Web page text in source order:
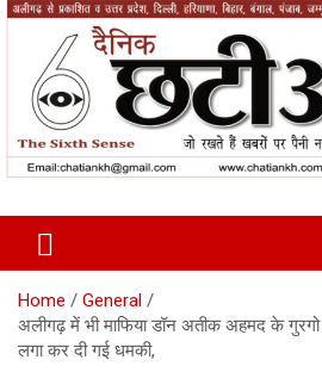
Skip
content
Chatiankh
Home
General
अलीगढ़ में भी माफिया डॉन अतीक अहमद के
लगा कर दी गई धमकी,